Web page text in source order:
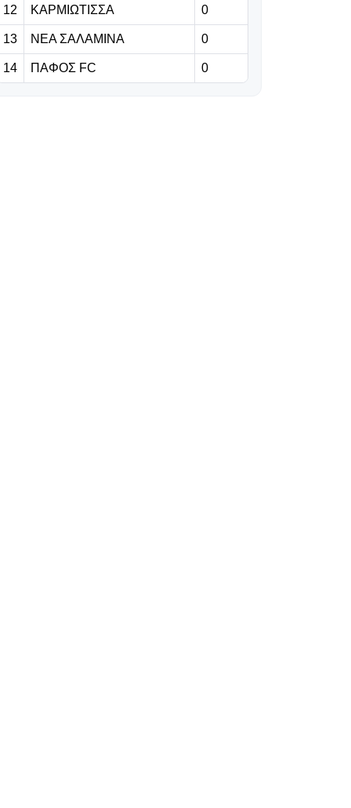
«πέφτουν» οι
υπογραφές
12 ΚΑΡΜΙΩΤΙΣΣΑ 0
13 ΝΕΑ ΣΑΛΑΜΙΝΑ 0
14 ΠΑΦΟΣ FC 0